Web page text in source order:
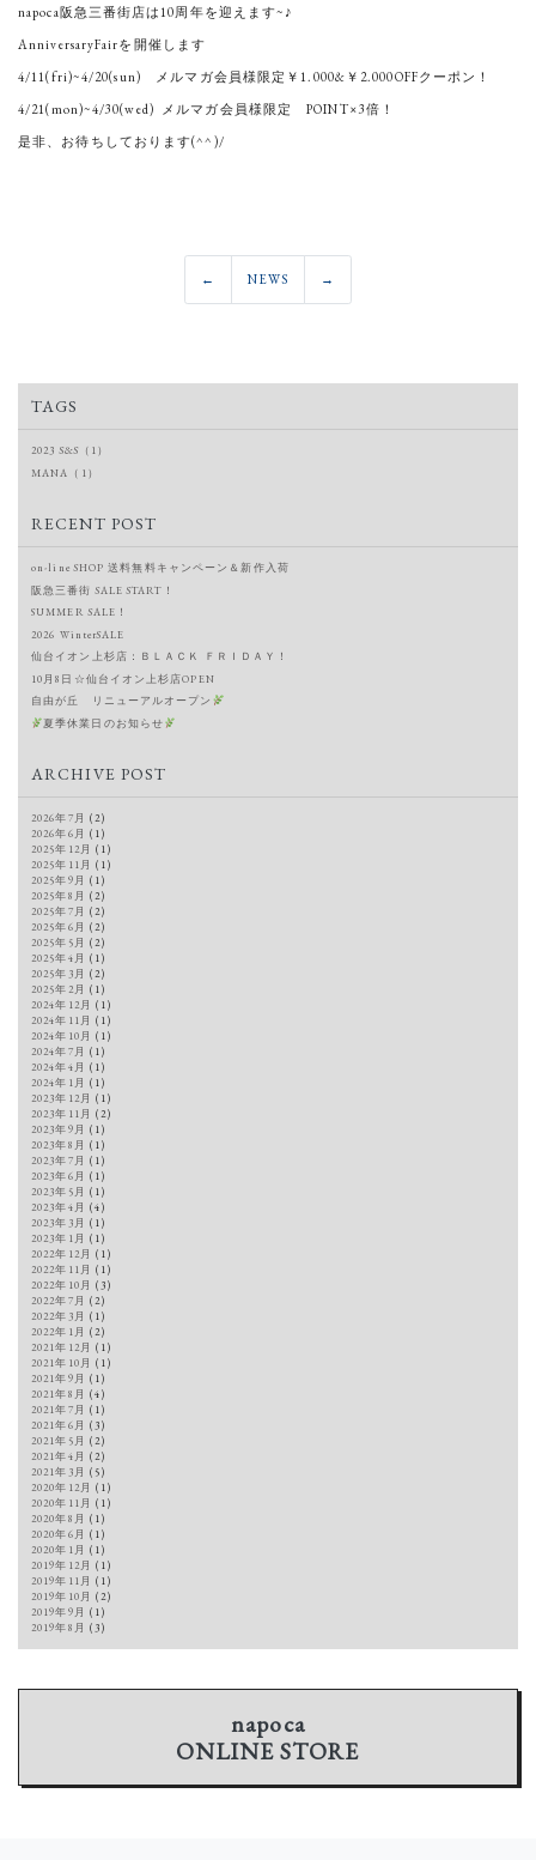
napoca阪急三番街店は10周年を迎えます~♪
AnniversaryFairを開催します
4/11(fri)~4/20(sun) メルマガ会員様限定￥1.000&￥2.000OFFクーポン！
4/21(mon)~4/30(wed) メルマガ会員様限定 POINT×3倍！
是非、お待ちしております(^^)/
← NEWS →
TAGS
2023 S&S（1）
MANA（1）
RECENT POST
on-line SHOP 送料無料キャンペーン＆新作入荷
阪急三番街 SALE START！
SUMMER SALE！
2026 WinterSALE
仙台イオン上杉店：ＢＬＡＣＫ ＦＲＩＤＡＹ！
10月8日☆仙台イオン上杉店OPEN
自由が丘 リニューアルオープン
夏季休業日のお知らせ
ARCHIVE POST
2026年7月 (2)
2026年6月 (1)
2025年12月 (1)
2025年11月 (1)
2025年9月 (1)
2025年8月 (2)
2025年7月 (2)
2025年6月 (2)
2025年5月 (2)
2025年4月 (1)
2025年3月 (2)
2025年2月 (1)
2024年12月 (1)
2024年11月 (1)
2024年10月 (1)
2024年7月 (1)
2024年4月 (1)
2024年1月 (1)
2023年12月 (1)
2023年11月 (2)
2023年9月 (1)
2023年8月 (1)
2023年7月 (1)
2023年6月 (1)
2023年5月 (1)
2023年4月 (4)
2023年3月 (1)
2023年1月 (1)
2022年12月 (1)
2022年11月 (1)
2022年10月 (3)
2022年7月 (2)
2022年3月 (1)
2022年1月 (2)
2021年12月 (1)
2021年10月 (1)
2021年9月 (1)
2021年8月 (4)
2021年7月 (1)
2021年6月 (3)
2021年5月 (2)
2021年4月 (2)
2021年3月 (5)
2020年12月 (1)
2020年11月 (1)
2020年8月 (1)
2020年6月 (1)
2020年1月 (1)
2019年12月 (1)
2019年11月 (1)
2019年10月 (2)
2019年9月 (1)
2019年8月 (3)
napoca
ONLINE STORE